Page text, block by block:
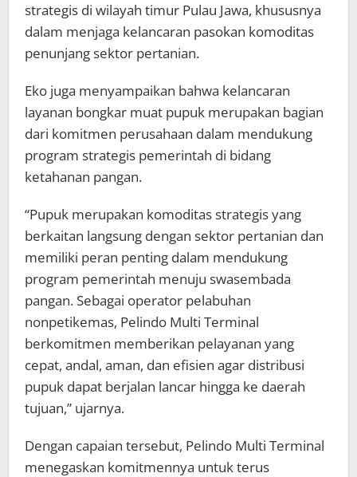
strategis di wilayah timur Pulau Jawa, khususnya
dalam menjaga kelancaran pasokan komoditas
penunjang sektor pertanian.
Eko juga menyampaikan bahwa kelancaran
layanan bongkar muat pupuk merupakan bagian
dari komitmen perusahaan dalam mendukung
program strategis pemerintah di bidang
ketahanan pangan.
“Pupuk merupakan komoditas strategis yang
berkaitan langsung dengan sektor pertanian dan
memiliki peran penting dalam mendukung
program pemerintah menuju swasembada
pangan. Sebagai operator pelabuhan
nonpetikemas, Pelindo Multi Terminal
berkomitmen memberikan pelayanan yang
cepat, andal, aman, dan efisien agar distribusi
pupuk dapat berjalan lancar hingga ke daerah
tujuan,” ujarnya.
Dengan capaian tersebut, Pelindo Multi Terminal
menegaskan komitmennya untuk terus